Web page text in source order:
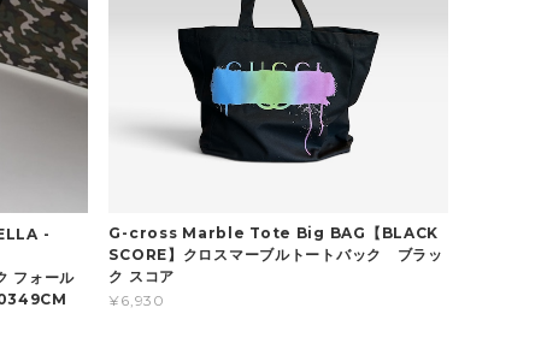
-
フォール
G-cross Marble Tote Big BAG【BLACK
SCORE】クロスマーブルトートバック ブラッ
ク スコア
¥6,930